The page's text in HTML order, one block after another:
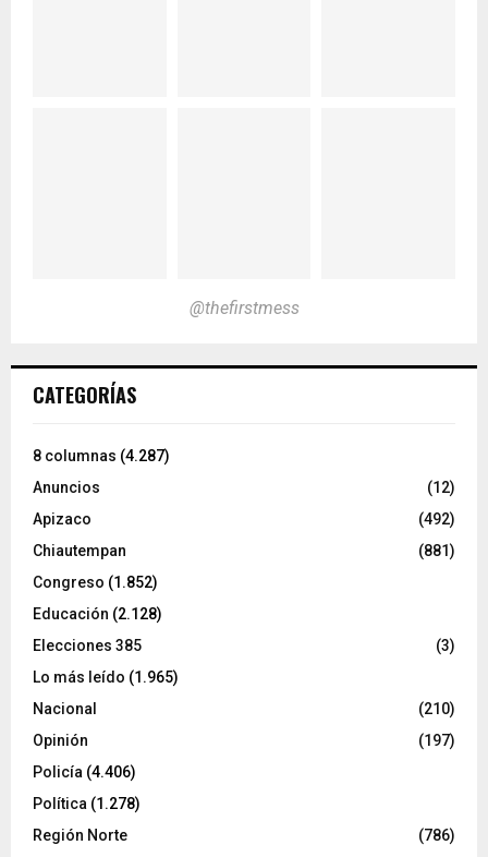
@thefirstmess
CATEGORÍAS
8 columnas (4.287)
Anuncios
(12)
Apizaco
(492)
Chiautempan
(881)
Congreso (1.852)
Educación (2.128)
Elecciones 385
(3)
Lo más leído (1.965)
Nacional
(210)
Opinión
(197)
Policía (4.406)
Política (1.278)
Región Norte
(786)